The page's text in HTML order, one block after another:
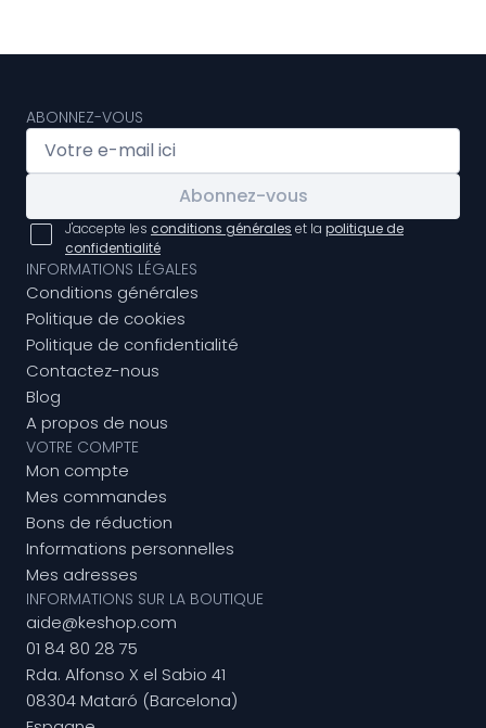
ABONNEZ-VOUS
Abonnez-vous
J'accepte les conditions générales et la politique de
confidentialité
INFORMATIONS LÉGALES
Conditions générales
Politique de cookies
Politique de confidentialité
Contactez-nous
Blog
A propos de nous
VOTRE COMPTE
Mon compte
Mes commandes
Bons de réduction
Informations personnelles
Mes adresses
INFORMATIONS SUR LA BOUTIQUE
aide@keshop.com
01 84 80 28 75
Rda. Alfonso X el Sabio 41
08304 Mataró (Barcelona)